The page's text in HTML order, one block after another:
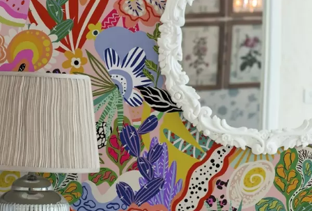
Premium
56.6734.00 €/m²
Vinile Premium
65.00 .00 € /m²